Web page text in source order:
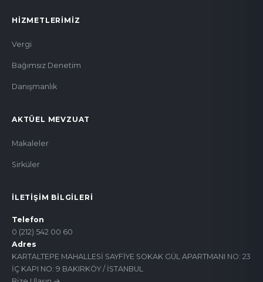
HIZMETLERIMIZ
Vergi
Bağımsız Denetim
Danışmanlık
AKTÜEL MEVZUAT
Makaleler
Sirküler
İLETIŞIM BILGILERI
Telefon
0 (212) 542 00 60
Adres
KARTALTEPE MAHALLESİ SAYFİYE SOKAK GÜL APARTMANI NO: 23
İÇ KAPI NO: 9 BAKIRKÖY / İSTANBUL